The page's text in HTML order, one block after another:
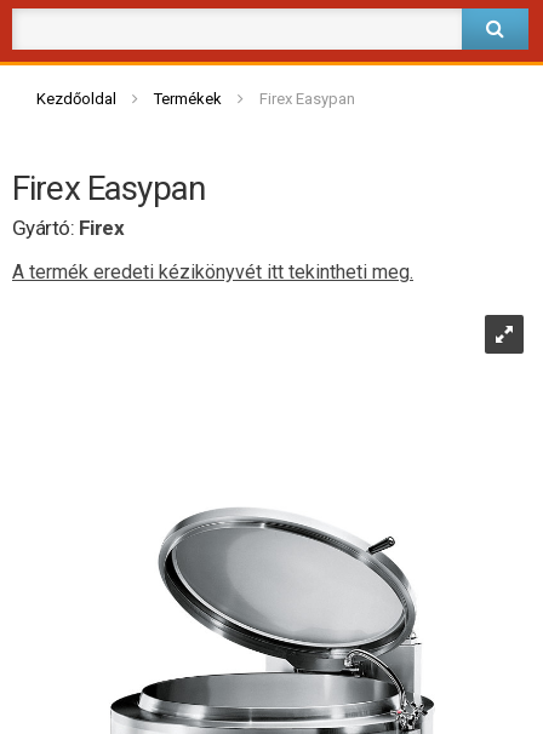
Kezdőoldal Termékek Firex Easypan
Firex Easypan
Gyártó: Firex
A termék eredeti kézikönyvét itt tekintheti meg.